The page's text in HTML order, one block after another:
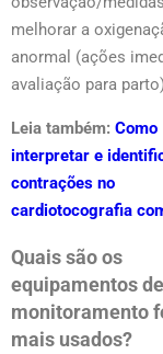
melhorar a
anormal (ações
avaliação para
Leia também: Como
interpretar e
contrações no
cardiotocografia
Quais são os
equipamentos de
monitoramento
mais usados?